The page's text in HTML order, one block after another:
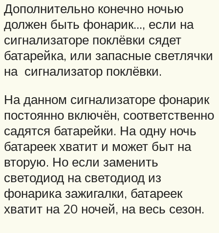
Дополнительно конечно ночью
должен быть фонарик…, если на
сигнализаторе поклёвки сядет
батарейка, или запасные светлячки
на сигнализатор поклёвки.
На данном сигнализаторе фонарик
постоянно включён, соответственно
садятся батарейки. На одну ночь
батареек хватит и может быт на
вторую. Но если заменить
светодиод на светодиод из
фонарика зажигалки, батареек
хватит на 20 ночей, на весь сезон.